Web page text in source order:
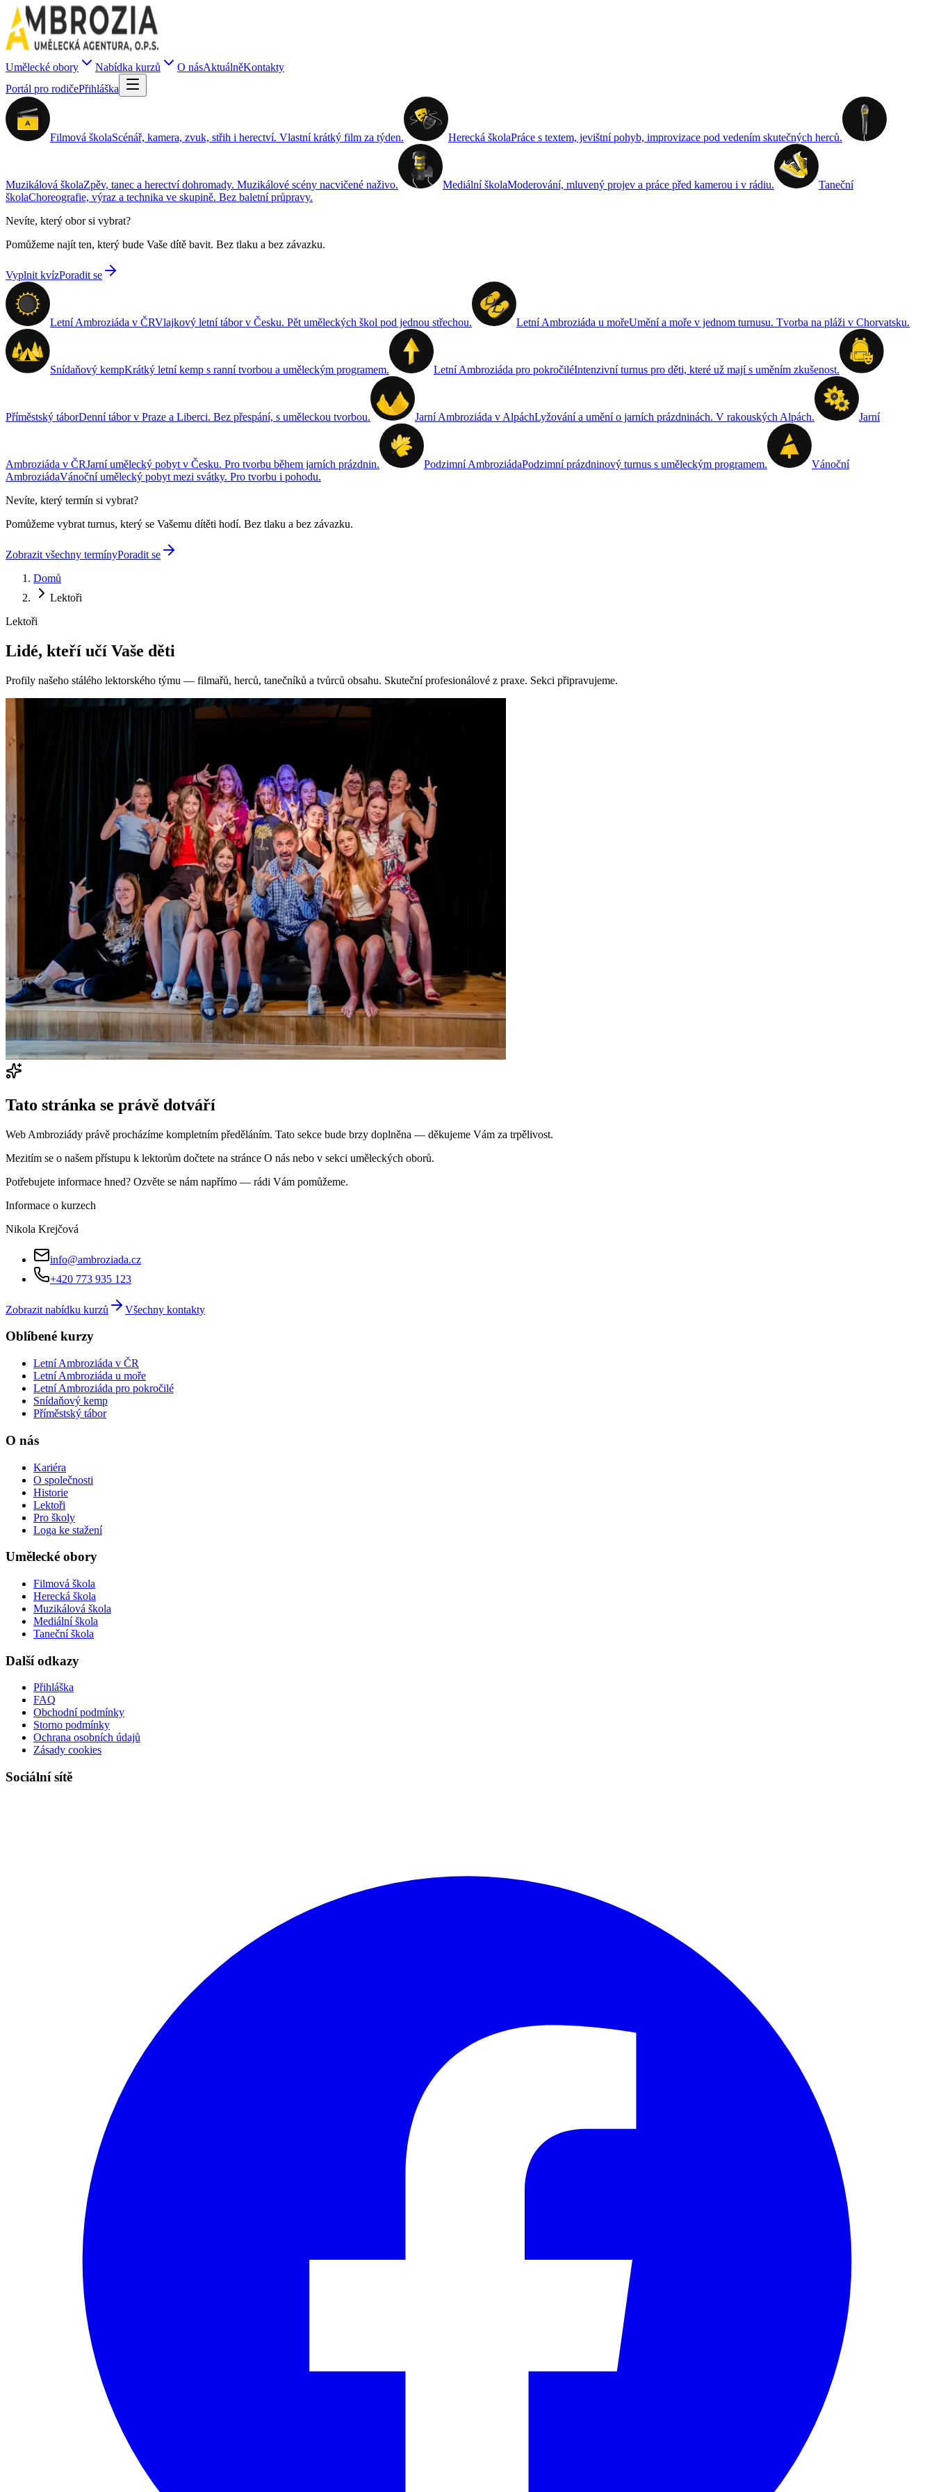
Umělecké obory Nabídka kurzů O násAktuálněKontakty
Portál pro rodičePřihláška
Filmová školaScénář, kamera, zvuk, střih i herectví. Vlastní krátký film za týden. Herecká školaPráce s textem, jevištní pohyb, improvizace pod vedením skutečných herců.
Muzikálová školaZpěv, tanec a herectví dohromady. Muzikálové scény nacvičené naživo. Mediální školaModerování, mluvený projev a práce před kamerou i v rádiu.
Taneční
školaChoreografie, výraz a technika ve skupině. Bez baletní průpravy.
Nevíte, který obor si vybrat?
Pomůžeme najít ten, který bude Vaše dítě bavit. Bez tlaku a bez závazku.
Vyplnit kvízPoradit se
Letní Ambroziáda v ČRVlajkový letní tábor v Česku. Pět uměleckých škol pod jednou střechou. Letní Ambroziáda u mořeUmění a moře v jednom turnusu. Tvorba na pláži v Chorvatsku.
Snídaňový kempKrátký letní kemp s ranní tvorbou a uměleckým programem. Letní Ambroziáda pro pokročiléIntenzivní turnus pro děti, které už mají s uměním zkušenost.
Příměstský táborDenní tábor v Praze a Liberci. Bez přespání, s uměleckou tvorbou. Jarní Ambroziáda v AlpáchLyžování a umění o jarních prázdninách. V rakouských Alpách. Jarní
Ambroziáda v ČRJarní umělecký pobyt v Česku. Pro tvorbu během jarních prázdnin. Podzimní AmbroziádaPodzimní prázdninový turnus s uměleckým programem.
Vánoční
AmbroziádaVánoční umělecký pobyt mezi svátky. Pro tvorbu i pohodu.
Nevíte, který termín si vybrat?
Pomůžeme vybrat turnus, který se Vašemu dítěti hodí. Bez tlaku a bez závazku.
Zobrazit všechny termínyPoradit se
Domů
Lektoři
Lektoři
Lidé, kteří učí Vaše děti
Profily našeho stálého lektorského týmu — filmařů, herců, tanečníků a tvůrců obsahu. Skuteční profesionálové z praxe. Sekci připravujeme.
Tato stránka se právě dotváří
Web Ambroziády právě procházíme kompletním předěláním. Tato sekce bude brzy doplněna — děkujeme Vám za trpělivost.
Mezitím se o našem přístupu k lektorům dočtete na stránce O nás nebo v sekci uměleckých oborů.
Potřebujete informace hned? Ozvěte se nám napřímo — rádi Vám pomůžeme.
Informace o kurzech
Nikola Krejčová
info@ambroziada.cz
+420 773 935 123
Zobrazit nabídku kurzů Všechny kontakty
Oblíbené kurzy
Letní Ambroziáda v ČR
Letní Ambroziáda u moře
Letní Ambroziáda pro pokročilé
Snídaňový kemp
Příměstský tábor
O nás
Kariéra
O společnosti
Historie
Lektoři
Pro školy
Loga ke stažení
Umělecké obory
Filmová škola
Herecká škola
Muzikálová škola
Mediální škola
Taneční škola
Další odkazy
Přihláška
FAQ
Obchodní podmínky
Storno podmínky
Ochrana osobních údajů
Zásady cookies
Sociální sítě